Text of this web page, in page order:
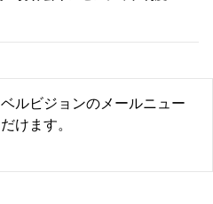
ルビジョンのメールニュー
けます。